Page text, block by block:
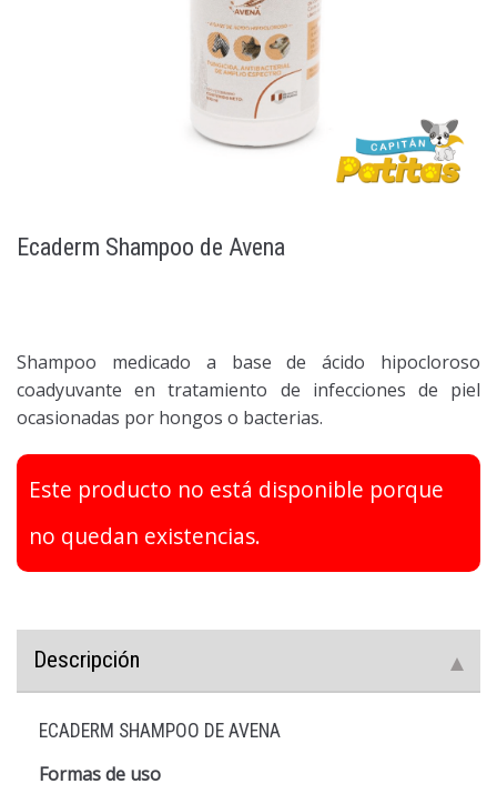
Ecaderm Shampoo de Avena
Shampoo medicado a base de ácido hipocloroso
coadyuvante en tratamiento de infecciones de piel
ocasionadas por hongos o bacterias.
Este producto no está disponible porque
no quedan existencias.
Descripción
ECADERM SHAMPOO DE AVENA
Formas de uso